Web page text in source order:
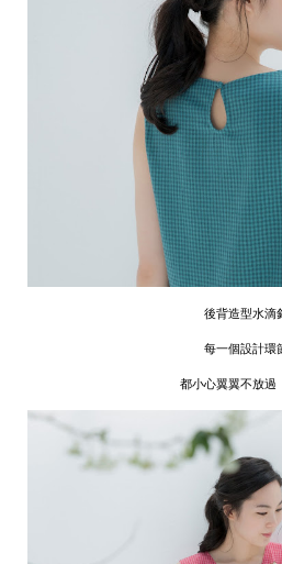
後背造型水滴
每一個設計環
都小心翼翼不放過